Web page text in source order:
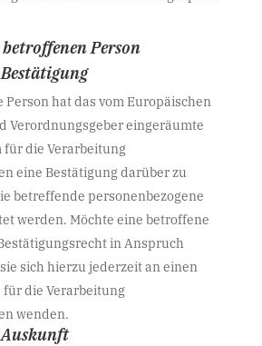
Person
Person hat das vom Europäischen
Verordnungsgeber eingeräumte
für die Verarbeitung
eine Bestätigung darüber zu
betreffende personenbezogene
werden. Möchte eine betroffene
in Anspruch
sich hierzu jederzeit an einen
die Verarbeitung
wenden.